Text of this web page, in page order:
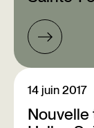
Nouvelle
14 juin 2017